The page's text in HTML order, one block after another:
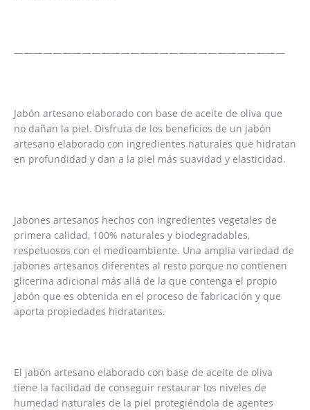
————————————————————————————
Jabón artesano elaborado con base de aceite de oliva que
no dañan la piel. Disfruta de los beneficios de un jabón
artesano elaborado con ingredientes naturales que hidratan
en profundidad y dan a la piel más suavidad y elasticidad.
Jabones artesanos hechos con ingredientes vegetales de
primera calidad, 100% naturales y biodegradables,
respetuosos con el medioambiente. Una amplia variedad de
jabones artesanos diferentes al resto porque no contienen
glicerina adicional más allá de la que contenga el propio
jabón que es obtenida en el proceso de fabricación y que
aporta propiedades hidratantes.
El jabón artesano elaborado con base de aceite de oliva
tiene la facilidad de conseguir restaurar los niveles de
humedad naturales de la piel protegiéndola de agentes